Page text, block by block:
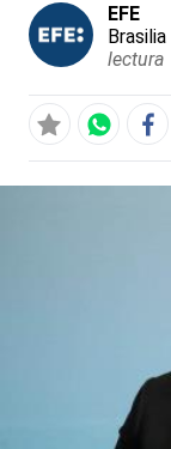
EFE
Brasilia
lectura